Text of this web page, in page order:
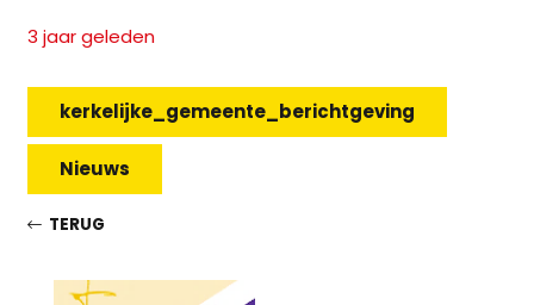
3 jaar geleden
kerkelijke_gemeente_berichtgeving
Nieuws
TERUG